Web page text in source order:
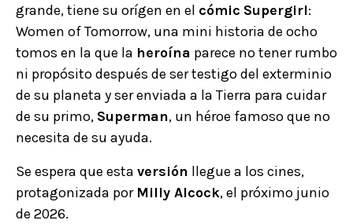
grande, tiene su orígen en el cómic Supergirl:
Women of Tomorrow, una mini historia de ocho
tomos en la que la heroína parece no tener rumbo
ni propósito después de ser testigo del exterminio
de su planeta y ser enviada a la Tierra para cuidar
de su primo, Superman, un héroe famoso que no
necesita de su ayuda.
Se espera que esta versión llegue a los cines,
protagonizada por Milly Alcock, el próximo junio
de 2026.